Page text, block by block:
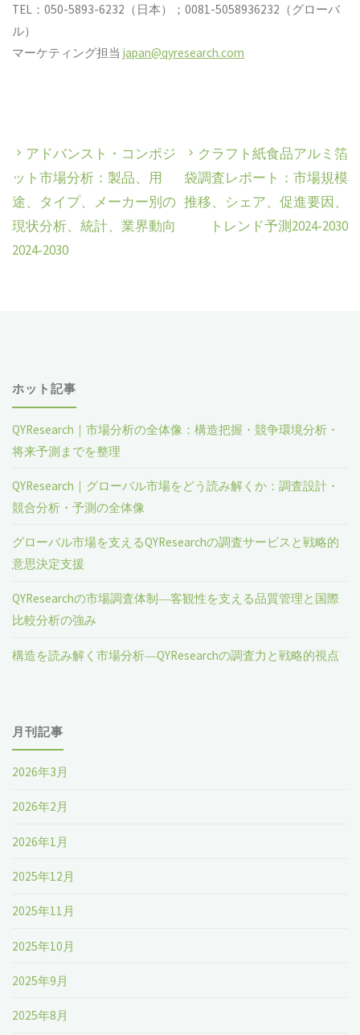
TEL：050-5893-6232（日本）；0081-5058936232（グローバ
ル）
マーケティング担当japan@qyresearch.com
アドバンスト・コンポジ
ット市場分析：製品、用
途、タイプ、メーカー別の
現状分析、統計、業界動向
2024-2030
クラフト紙食品アルミ箔
袋調査レポート：市場規模
推移、シェア、促進要因、
トレンド予測2024-2030
ホット記事
QYResearch｜市場分析の全体像：構造把握・競争環境分析・
将来予測までを整理
QYResearch｜グローバル市場をどう読み解くか：調査設計・
競合分析・予測の全体像
グローバル市場を支えるQYResearchの調査サービスと戦略的
意思決定支援
QYResearchの市場調査体制―客観性を支える品質管理と国際
比較分析の強み
構造を読み解く市場分析―QYResearchの調査力と戦略的視点
月刊記事
2026年3月
2026年2月
2026年1月
2025年12月
2025年11月
2025年10月
2025年9月
2025年8月